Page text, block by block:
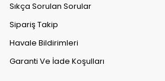
Sıkça Sorulan Sorular
Sipariş Takip
Havale Bildirimleri
Garanti Ve İade Koşulları